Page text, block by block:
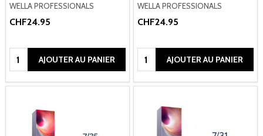
WELLA PROFESSIONALS
CHF24.95
Quantité:AJOUTER AU PANIER
WELLA PROFESSIONALS
CHF24.95
Quantité:AJOUTER AU PANIER